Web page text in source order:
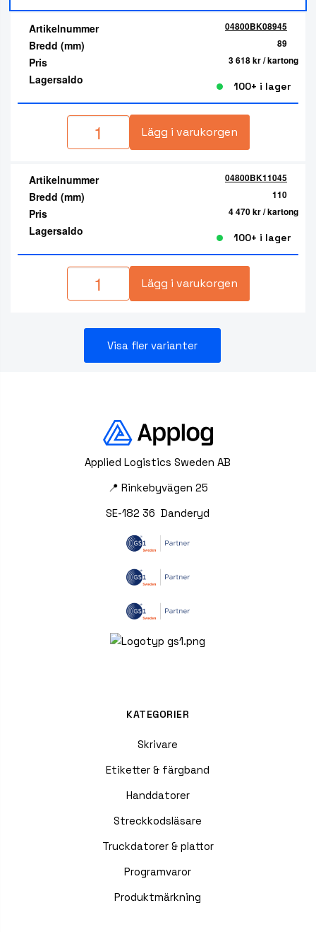
Artikelnummer 04800BK08945
Bredd (mm) 89
Pris 3 618 kr/ kartong
Lagersaldo 100+ i lager
Lägg i varukorgen
Artikelnummer 04800BK11045
Bredd (mm) 110
Pris 4 470 kr/ kartong
Lagersaldo 100+ i lager
Lägg i varukorgen
Visa fler varianter
Applied Logistics Sweden AB
📍 Rinkebyvägen 25
SE-182 36 Danderyd
KATEGORIER
Skrivare
Etiketter & färgband
Handdatorer
Streckkodsläsare
Truckdatorer & plattor
Programvaror
Produktmärkning